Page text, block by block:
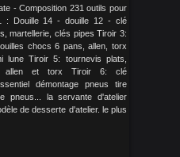
- Composition 231 outils pour
: Douille 14 - douille 12 - clé
martellerie, clés pipes Tiroir 3:
chocs 6 pans, allen, torx
Tiroir 5: tournevis plats,
allen et torx Tiroir 6: clé
démontage pneus tire
pneus... la servante d'atelier
de desserte d'atelier. le plus